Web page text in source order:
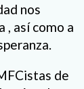
nos
, así como a
de